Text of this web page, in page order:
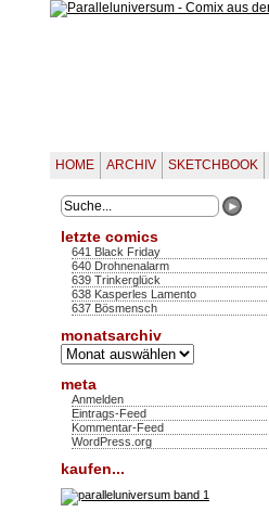
HOME ARCHIV SKETCHBOOK
letzte comics
641 Black Friday
640 Drohnenalarm
639 Trinkerglück
638 Kasperles Lamento
637 Bösmensch
monatsarchiv
Monatsarchiv
meta
Anmelden
Eintrags-Feed
Kommentar-Feed
WordPress.org
kaufen...